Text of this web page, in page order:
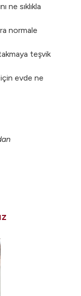
ne sıklıkla
normale
teşvik
evde ne